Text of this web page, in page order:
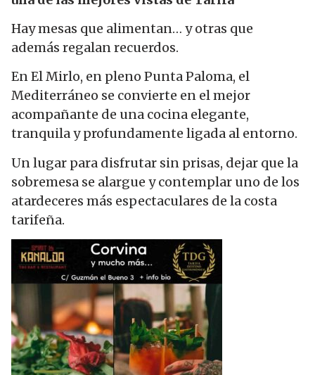
Hay mesas que alimentan… y otras que
además regalan recuerdos.
En El Mirlo, en pleno Punta Paloma, el
Mediterráneo se convierte en el mejor
acompañante de una cocina elegante,
tranquila y profundamente ligada al entorno.
Un lugar para disfrutar sin prisas, dejar que la
sobremesa se alargue y contemplar uno de los
atardeceres más espectaculares de la costa
tarifeña.